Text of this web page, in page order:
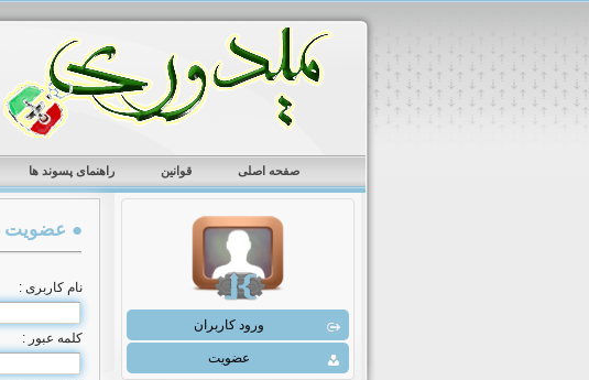
صفحه اصلی قوانین راهنمای پسوند ها
ورود کاربران
عضویت
● عضویت
نام کاربری :
كلمه عبور :